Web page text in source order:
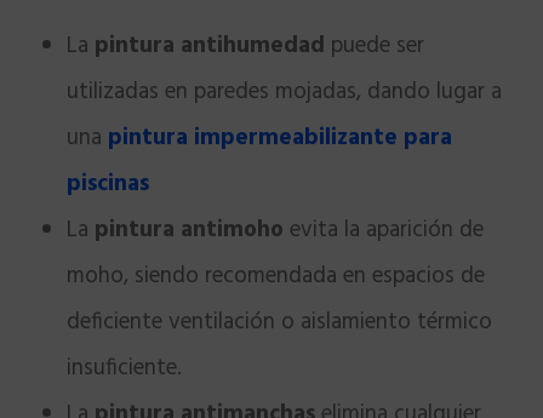
La pintura antihumedad puede ser
utilizadas en paredes mojadas, dando lugar a
una pintura impermeabilizante para
piscinas
La pintura antimoho evita la aparición de
moho, siendo recomendada en espacios de
deficiente ventilación o aislamiento térmico
insuficiente.